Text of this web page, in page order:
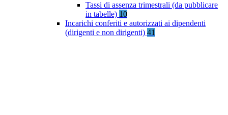
Tassi di assenza trimestrali (da pubblicare
in tabelle) 10
Incarichi conferiti e autorizzati ai dipendenti
(dirigenti e non dirigenti) 41